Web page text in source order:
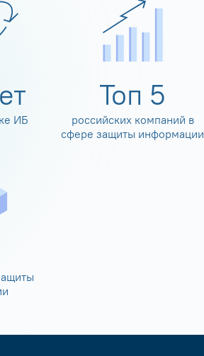
ИБ
Топ 5
российских компаний в
сфере защиты информации